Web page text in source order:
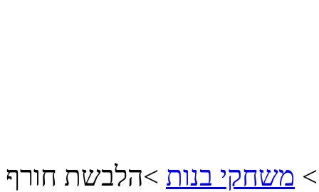
משחקי בנות >הלבשת חורף